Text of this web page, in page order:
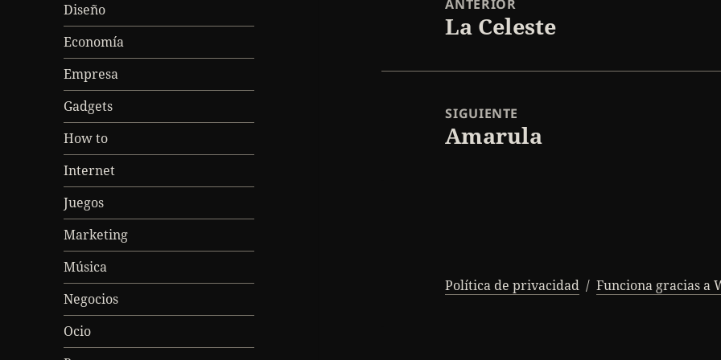
Diseño
Economía
Empresa
Gadgets
How to
Internet
Juegos
Marketing
Música
Negocios
Ocio
entradas
ANTERIOR
Entrada
La Celeste
SIGUIENTE
Entrada
Amarula
Política de privacidad Funciona gracias a